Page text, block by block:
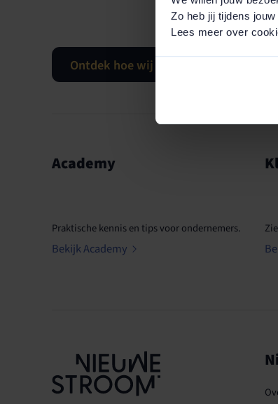
Zo heb jij tijdens
Lees meer over
Ontdek hoe wij werken
Academy
Praktische kennis en tips voor ondernemers.
Bekijk Academy